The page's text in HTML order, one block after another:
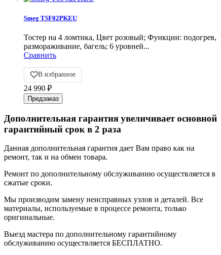
Smeg TSF02PKEU
Тостер на 4 ломтика, Цвет розовый; Функции: подогрев,
размораживание, багель; 6 уровней...
Сравнить
В избранное
24 990 ₽
Дополнительная гарантия увеличивает основной
гарантийный срок в 2 раза
Данная дополнительная гарантия дает Вам право как на
ремонт, так и на обмен товара.
Ремонт по дополнительному обслуживанию осуществляется в
сжатые сроки.
Мы производим замену неисправных узлов и деталей. Все
материалы, используемые в процессе ремонта, только
оригинальные.
Выезд мастера по дополнительному гарантийному
обслуживанию осуществляется БЕСПЛАТНО.